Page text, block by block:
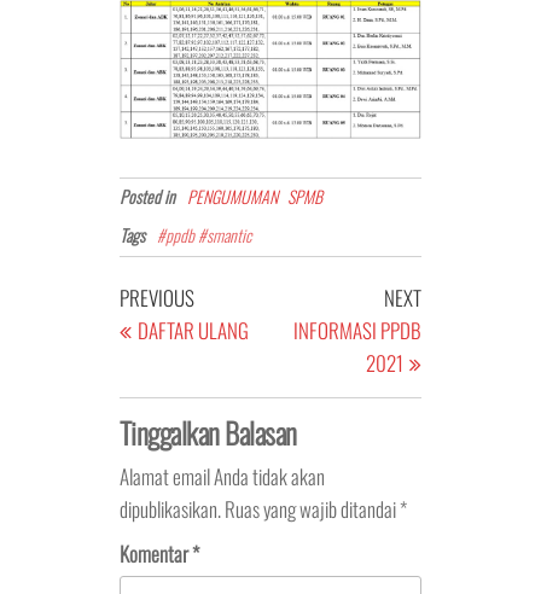
Posted in PENGUMUMAN SPMB
Tags #ppdb #smantic
Navigasi
pos
Previous
Post
PREVIOUS
DAFTAR ULANG
Next
NEXT
INFORMASI PPDB
2021
Tinggalkan Balasan
Alamat email Anda tidak akan
dipublikasikan.Ruas yang wajib ditandai*
Komentar*